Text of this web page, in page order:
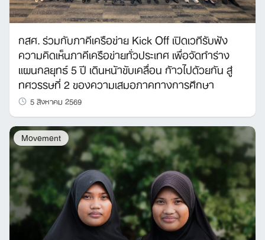
กสศ. ร่วมกับภาคีเครือข่าย Kick Off เปิดเวทีรับฟัง
ความคิดเห็นภาคีเครือข่ายทั่วประเทศ เพื่อจัดทำร่าง
แผนกลยุทธ์ 5 ปี เดินหน้าขับเคลื่อน ก้าวไปด้วยกัน สู่
ทศวรรษที่ 2 ของความเสมอภาคทางการศึกษา
5 สิงหาคม 2569
Movement